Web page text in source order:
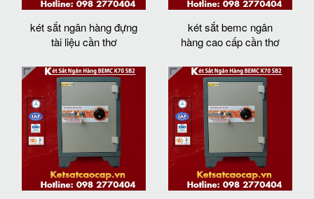
két sắt ngân hàng đựng
tài liệu cần thơ
két sắt bemc ngân
hàng cao cấp cần thơ